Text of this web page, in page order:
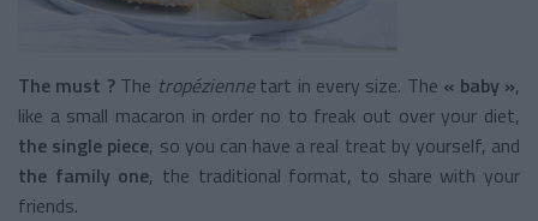
The must ?The tropéziennetart in every size. The « baby »,
like a small macaron in order no to freak out over your diet,
the single piece, so you can have a real treat by yourself, and
the family one, the traditional format, to share with your
friends.